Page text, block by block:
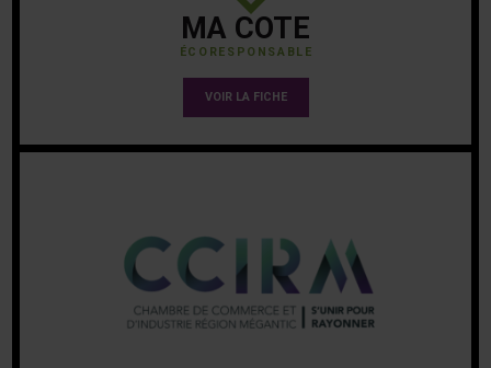
MA COTE
ÉCORESPONSABLE
VOIR LA FICHE